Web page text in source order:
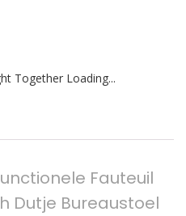
Together Loading...
Fauteuil
Dutje Bureaustoel